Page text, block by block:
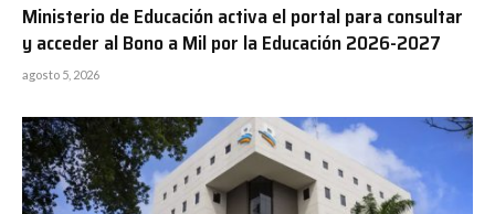
Ministerio de Educación activa el portal para consultar
y acceder al Bono a Mil por la Educación 2026-2027
agosto 5, 2026